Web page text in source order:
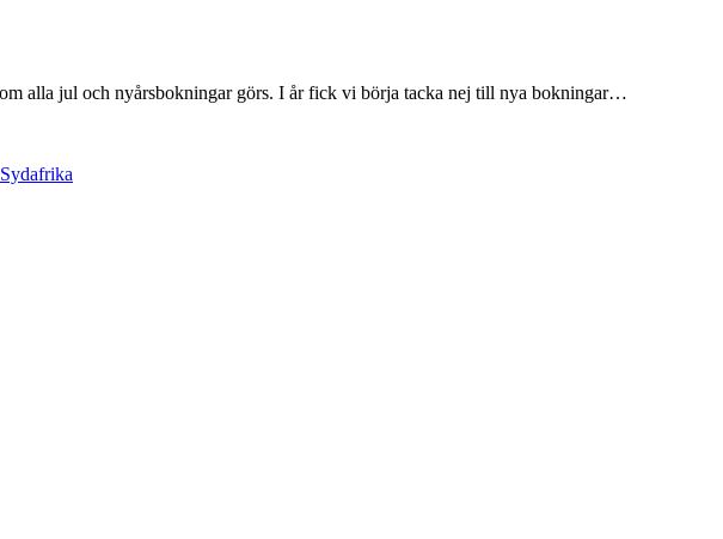
alla jul och nyårsbokningar görs. I år fick vi börja tacka nej till nya bokningar…